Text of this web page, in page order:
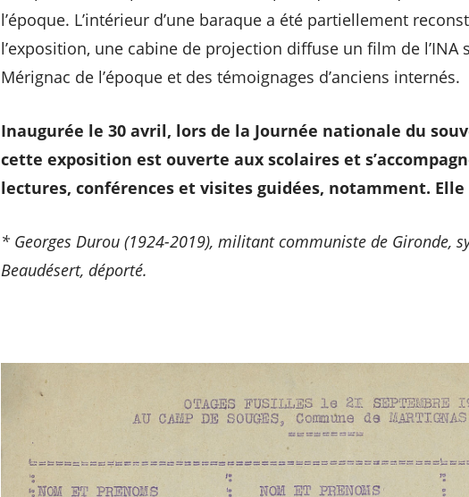
l’époque. L’intérieur d’une baraque a été partiellement
l’exposition, une cabine de projection diffuse un film de l’INA
Mérignac de l’époque et des témoignages d’anciens internés.
Inaugurée le 30 avril, lors de la Journée nationale du
cette exposition est ouverte aux scolaires et
lectures, conférences et visites guidées, notamment.
* Georges Durou (1924-2019), militant communiste de Gironde,
Beaudésert, déporté.